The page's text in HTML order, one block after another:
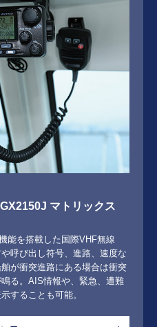
マトリックス
能を搭載した国際VHF無線
呼び出し符号、進路、速度な
が衝突進路にある場合は衝突
る。AIS情報や、緊急、遭難
することも可能。